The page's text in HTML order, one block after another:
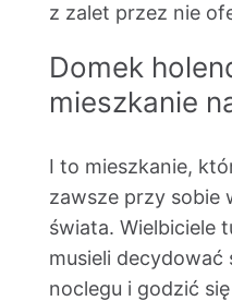
z zalet przez nie
Domek
mieszkanie
I to mieszkanie,
zawsze przy sobie
świata. Wielbiciele
musieli decydować
noclegu i godzić